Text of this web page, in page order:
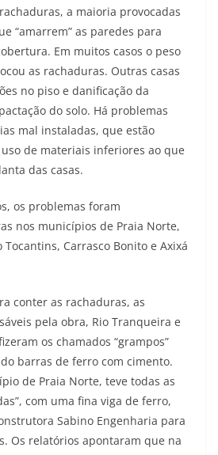
a maioria provocadas
“amarrem” as paredes para
Em muitos casos o peso
as rachaduras. Outras casas
no piso e danificação da
do solo. Há problemas
mal instaladas, que estão
de materiais inferiores ao que
das casas.
os problemas foram
nos municípios de Praia Norte,
Carrasco Bonito e Axixá
conter as rachaduras, as
pela obra, Rio Tranqueira e
os chamados “grampos”
barras de ferro com cimento.
de Praia Norte, teve todas as
com uma fina viga de ferro,
Sabino Engenharia para
Os relatórios apontaram que na